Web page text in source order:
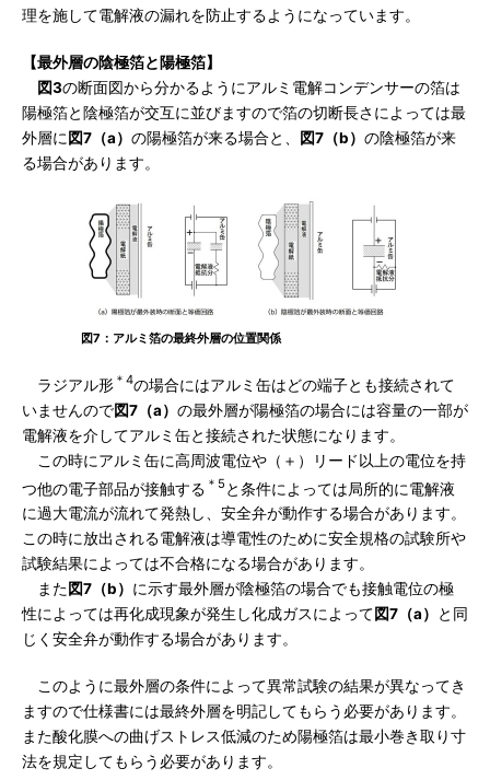
理を施して電解液の漏れを防止するようになっています。
【最外層の陰極箔と陽極箔】
図3の断面図から分かるようにアルミ電解コンデンサーの箔は
陽極箔と陰極箔が交互に並びますので箔の切断長さによっては最
外層に 図7（a） の陽極箔が来る場合と、 図7（b） の陰極箔が来
る場合があります。
図7：アルミ箔の最終外層の位置関係
ラジアル形 ＊4の場合にはアルミ缶はどの端子とも接続されて
いませんので図7（a） の最外層が陽極箔の場合には容量の一部が
電解液を介してアルミ缶と接続された状態になります。
この時にアルミ缶に高周波電位や（＋）リード以上の電位を持
つ他の電子部品が接触する ＊5 と条件によっては局所的に電解液
に過大電流が流れて発熱し、安全弁が動作する場合があります。
この時に放出される電解液は導電性のために安全規格の試験所や
試験結果によっては不合格になる場合があります。
また図7（b） に示す最外層が陰極箔の場合でも接触電位の極
性によっては再化成現象が発生し化成ガスによって図7（a）
と同
じく安全弁が動作する場合があります。
このように最外層の条件によって異常試験の結果が異なってき
ますので仕様書には最終外層を明記してもらう必要があります。
また酸化膜への曲げストレス低減のため陽極箔は最小巻き取り寸
法を規定してもらう必要があります。